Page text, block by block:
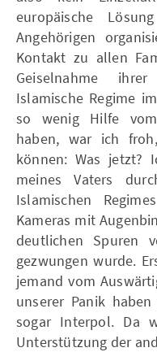
europäische
Angehörigen
Kontakt zu allen
Geiselnahme
Islamische Regime
so wenig Hilfe
haben, war ich
können: Was jetzt?
meines Vaters
Islamischen
Kameras mit
deutlichen Spuren
gezwungen wurde.
jemand vom
unserer Panik
sogar Interpol. Da
Unterstützung der